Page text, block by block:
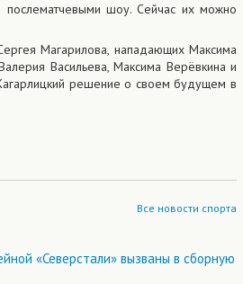
послематчевыми шоу. Сейчас их можно
Магарилова, нападающих Максима
Васильева, Максима Верёвкина и
решение о своем будущем в
Все новости спорта
«Северстали» вызваны в сборную